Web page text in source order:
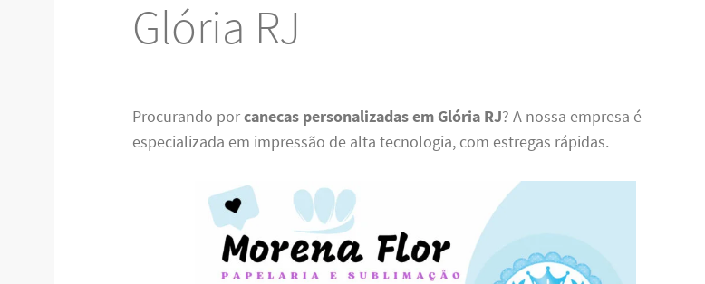
Glória RJ
Procurando porcanecas personalizadas em Glória RJ? A nossa empresa é
especializada em impressão de alta tecnologia, com estregas rápidas.